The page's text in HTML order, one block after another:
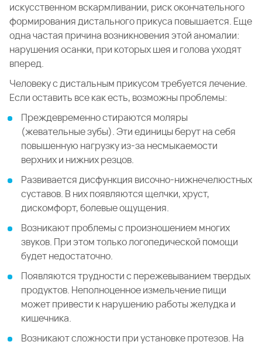
искусственном вскармливании, риск окончательного
формирования дистального прикуса повышается. Еще
одна частая причина возникновения этой аномалии:
нарушения осанки, при которых шея и голова уходят
вперед.
Человеку с дистальным прикусом требуется лечение.
Если оставить все как есть, возможны проблемы:
Преждевременно стираются моляры
(жевательные зубы). Эти единицы берут на себя
повышенную нагрузку из-за несмыкаемости
верхних и нижних резцов.
Развивается дисфункция височно-нижнечелюстных
суставов. В них появляются щелчки, хруст,
дискомфорт, болевые ощущения.
Возникают проблемы с произношением многих
звуков. При этом только логопедической помощи
будет недостаточно.
Появляются трудности с пережевыванием твердых
продуктов. Неполноценное измельчение пищи
может привести к нарушению работы желудка и
кишечника.
Возникают сложности при установке протезов. На